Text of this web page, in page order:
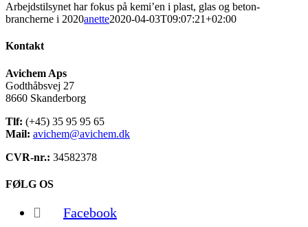
Arbejdstilsynet har fokus på kemi’en i plast, glas og beton-
brancherne i 2020anette2020-04-03T09:07:21+02:00
Kontakt
Avichem Aps
Godthåbsvej 27
8660 Skanderborg
Tlf: (+45) 35 95 95 65
Mail: avichem@avichem.dk
CVR-nr.: 34582378
FØLG OS
Facebook